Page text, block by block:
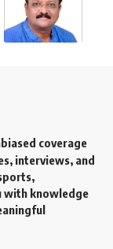
coverage
interviews, and
with knowledge